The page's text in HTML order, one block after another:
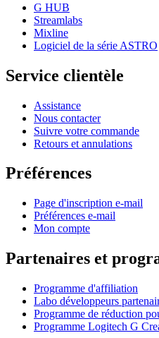
G HUB
Streamlabs
Mixline
Logiciel de la série ASTRO
Service clientèle
Assistance
Nous contacter
Suivre votre commande
Retours et annulations
Préférences
Page d'inscription e-mail
Préférences e-mail
Mon compte
Partenaires et
Programme d'affiliation
Labo développeurs
Programme de réduction
Programme Logitech G